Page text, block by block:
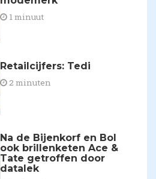
1 minuut
Retailcijfers: Tedi
2 minuten
Na de Bijenkorf en Bol
ook brillenketen Ace &
Tate getroffen door
datalek